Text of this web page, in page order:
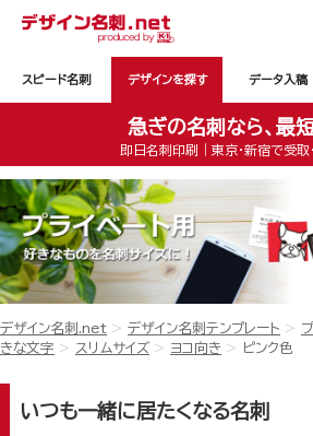
スピード名刺 デザインを探す データ入稿
急ぎの名刺なら、最
即日名刺印刷｜東京・新宿で受取
デザイン名刺.net デザイン名刺テンプレート
きな文字
スリムサイズ ヨコ向き ピンク色
いつも一緒に居たくなる名刺